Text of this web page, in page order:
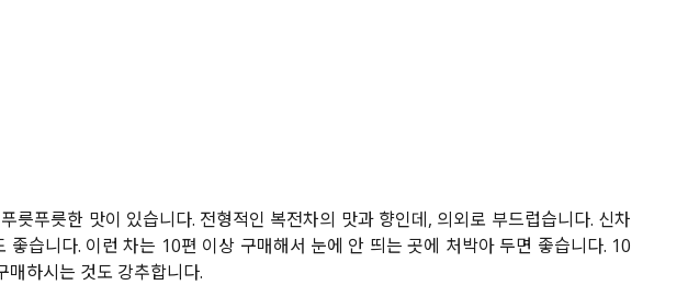
푸릇한 맛이 있습니다. 전형적인 복전차의 맛과 향인데, 의외로 부드럽습니다. 신차
습니다. 이런 차는 10편 이상 구매해서 눈에 안 띄는 곳에 처박아 두면 좋습니다. 10
매하시는 것도 강추합니다.